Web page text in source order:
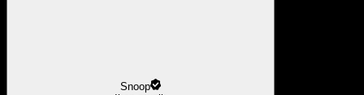
Snoop